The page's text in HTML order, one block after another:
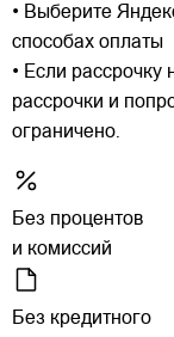
• Выберите
способах оплаты
• Если рассрочку
рассрочки и
ограничено.
Без процентов
и комиссий
Без кредитного